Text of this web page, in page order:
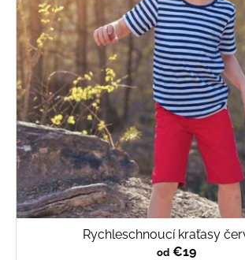
Rychleschnoucí kraťasy
od €19